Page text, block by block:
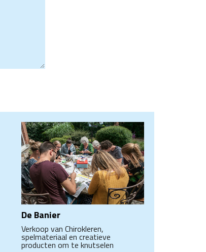
De Banier
Verkoop van Chirokleren,
spelmateriaal en creatieve
producten om te knutselen